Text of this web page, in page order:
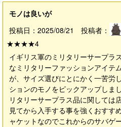
モノは良いが
投稿日：2025/08/21 投稿者：
★★★★4
イギリス軍のミリタリーサープラ
なミリタリーファッションアイテ
が、サイズ選びにとにかく一苦労
ションのモノをピックアップしま
リタリーサープラス品に関しては
見てから入手する事を強くおすす
ャケットなのでこれからのサバゲ